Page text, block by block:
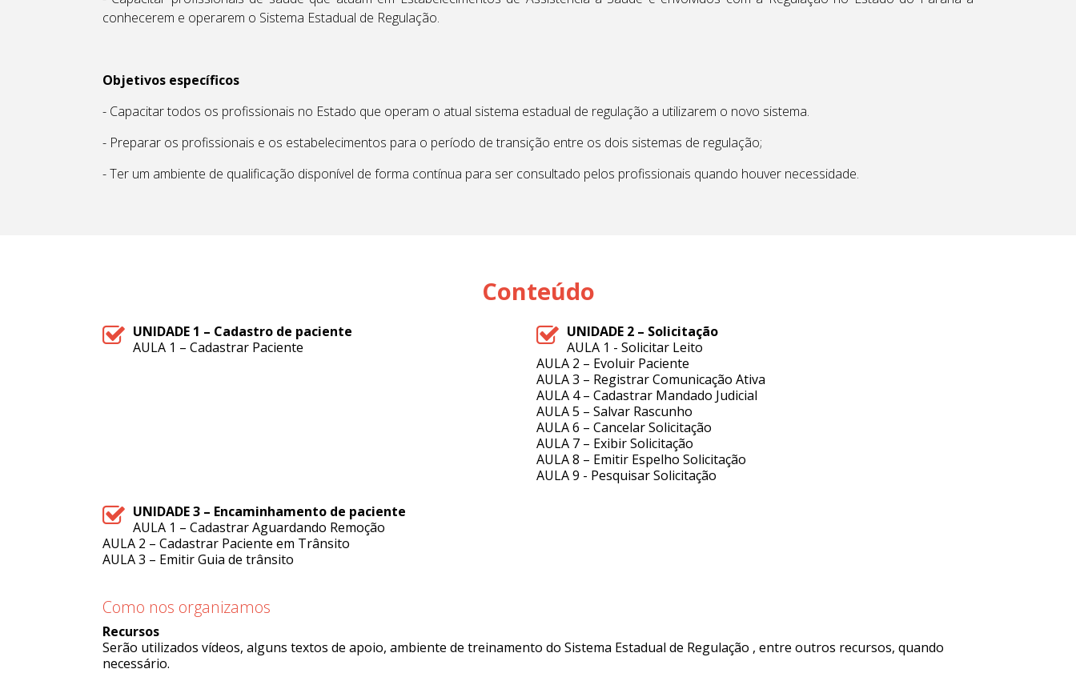
conhecerem e operarem o Sistema Estadual de Regulação.
Objetivos específicos
- Capacitar todos os profissionais no Estado que operam o atual sistema estadual de regulação a utilizarem o novo sistema.
- Preparar os profissionais e os estabelecimentos para o período de transição entre os dois sistemas de regulação;
- Ter um ambiente de qualificação disponível de forma contínua para ser consultado pelos profissionais quando houver necessidade.
Conteúdo
UNIDADE 1 – Cadastro de paciente
AULA 1 – Cadastrar Paciente
UNIDADE 2 – Solicitação
AULA 1 - Solicitar Leito
AULA 2 – Evoluir Paciente
AULA 3 – Registrar Comunicação Ativa
AULA 4 – Cadastrar Mandado Judicial
AULA 5 – Salvar Rascunho
AULA 6 – Cancelar Solicitação
AULA 7 – Exibir Solicitação
AULA 8 – Emitir Espelho Solicitação
AULA 9 - Pesquisar Solicitação
UNIDADE 3 – Encaminhamento de paciente
AULA 1 – Cadastrar Aguardando Remoção
AULA 2 – Cadastrar Paciente em Trânsito
AULA 3 – Emitir Guia de trânsito
Como nos organizamos
Recursos
Serão utilizados vídeos, alguns textos de apoio, ambiente de treinamento do Sistema Estadual de Regulação , entre outros recursos, quando
necessário.